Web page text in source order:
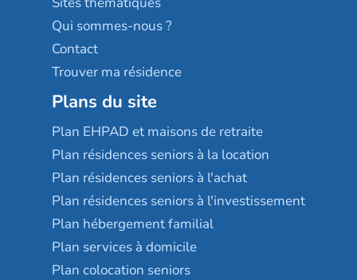
Qui sommes-nous ?
Contact
Trouver ma résidence
Plans du site
Plan EHPAD et maisons de retraite
Plan résidences seniors à la location
Plan résidences seniors à l'achat
Plan résidences seniors à l'investissement
Plan hébergement familial
Plan services à domicile
Plan colocation seniors